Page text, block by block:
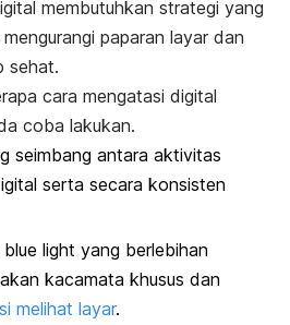
membutuhkan strategi yang
paparan layar dan
sehat.
cara mengatasi digital
coba lakukan.
seimbang antara aktivitas
serta secara konsisten
blue light yang berlebihan
kacamata khusus dan
melihat layar.